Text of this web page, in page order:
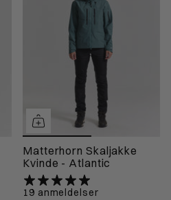
Matterhorn Skaljakke
Kvinde - Atlantic
19 anmeldelser